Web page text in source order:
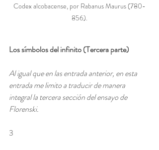
Codex alcobacense, por Rabanus Maurus (780-
856).
Los símbolos del infinito (Tercera parte)
Al igual que en las entrada anterior, en esta
entrada me limito a traducir de manera
integral la tercera sección del ensayo de
Florenski.
3